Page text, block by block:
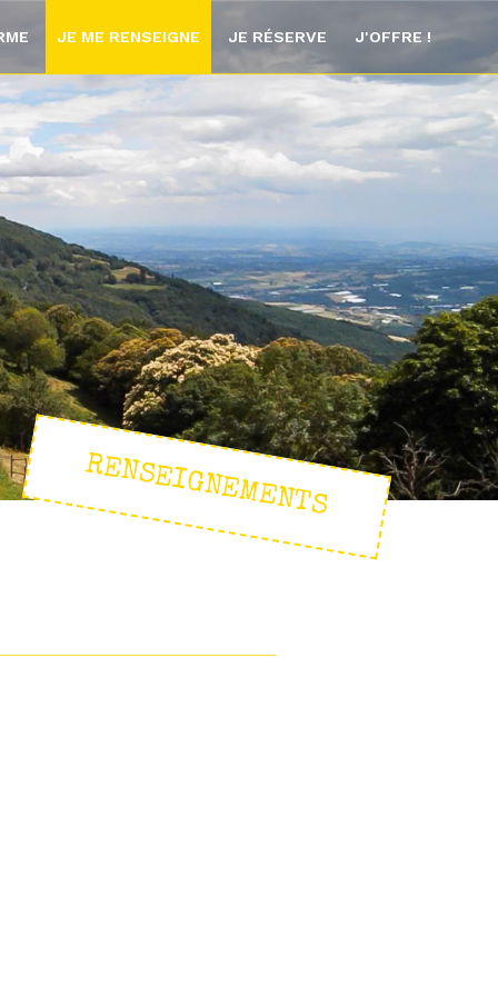
JE ME RENSEIGNE JE RÉSERVE J'OFFRE !
RENSEIGNEMENTS